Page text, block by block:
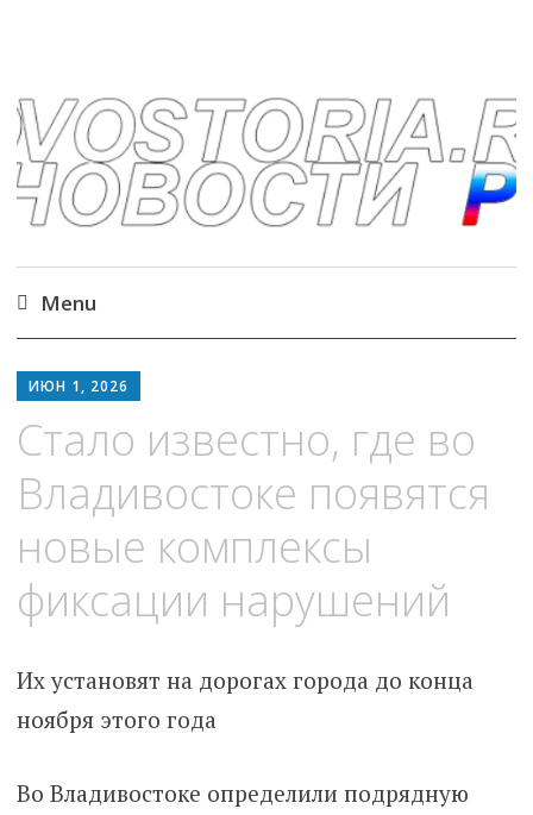
Новостория – новости
со всего мира
Menu
to
ИЮН 1, 2026
Стало известно, где во
Владивостоке появятся
новые комплексы
фиксации нарушений
Их установят на дорогах города до конца
ноября этого года
Во Владивостоке определили подрядную